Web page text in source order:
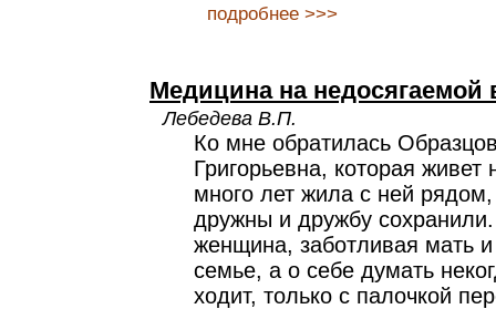
подробнее >>>
Медицина на недосягаемой
Лебедева В.П.
Ко мне обратилась
Григорьевна, которая
много лет жила с ней
дружны и дружбу
женщина, заботливая мать
семье, а о себе думать
ходит, только с палочкой